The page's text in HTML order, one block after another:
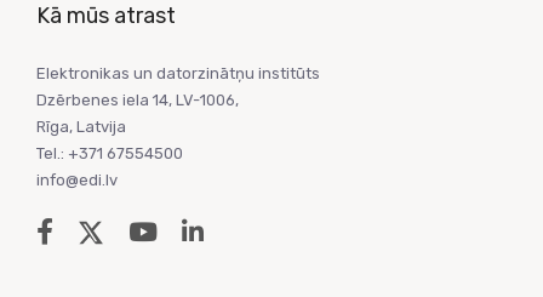
Kā mūs atrast
Elektronikas un datorzinātņu institūts
Dzērbenes iela 14, LV-1006,
Rīga, Latvija
Tel.: +371 67554500
info@edi.lv